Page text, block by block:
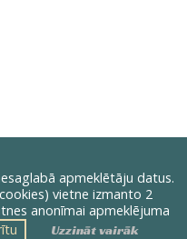
apmeklētāju datus.
vietne izmanto 2
anonīmai apmeklējuma
Uzzināt vairāk